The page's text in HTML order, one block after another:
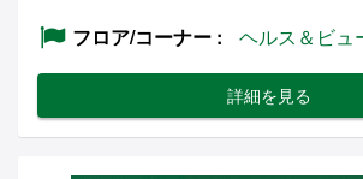
フロア/コーナー
ヘルス＆ビュ
詳細を見る